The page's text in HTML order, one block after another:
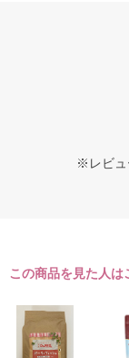
※レビュ
この商品を見た人は